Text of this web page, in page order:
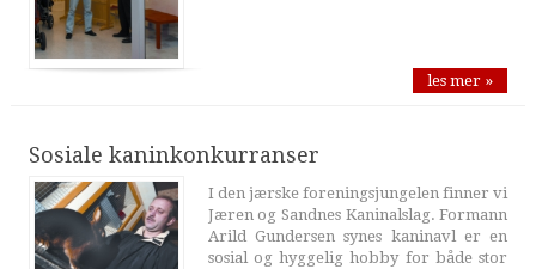
les mer »
Sosiale kaninkonkurranser
I den jærske foreningsjungelen finner vi
Jæren og Sandnes Kaninalslag. Formann
Arild Gundersen synes kaninavl er en
sosial og hyggelig hobby for både stor